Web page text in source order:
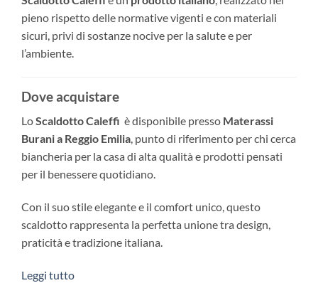
pieno rispetto delle normative vigenti e con materiali
sicuri, privi di sostanze nocive per la salute e per
l’ambiente.
Dove acquistare
LoScaldotto Caleffi è disponibile presso Materassi
Burani a Reggio Emilia, punto di riferimento per chi cerca
biancheria per la casa di alta qualità e prodotti pensati
per il benessere quotidiano.
Con il suo stile elegante e il comfort unico, questo
scaldotto rappresenta la perfetta unione tra design,
praticità e tradizione italiana.
Leggi tutto